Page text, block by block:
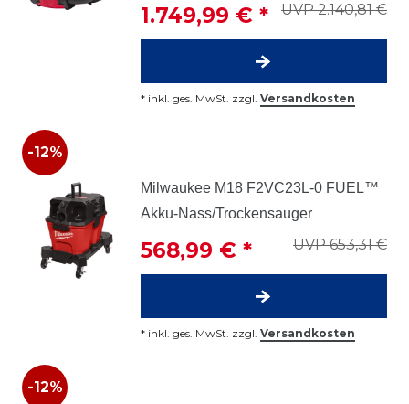
UVP 2.140,81 €
1.749,99 € *
* inkl. ges. MwSt. zzgl. Versandkosten
-12%
Milwaukee M18 F2VC23L-0 FUEL™
Akku-Nass/Trockensauger
UVP 653,31 €
568,99 € *
* inkl. ges. MwSt. zzgl. Versandkosten
-12%